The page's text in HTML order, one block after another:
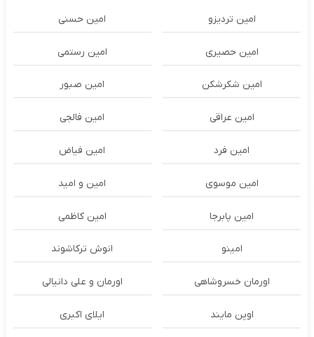
امین تردیزو امین حسنی
امین حصیری امین رستمی
امین شکرشکن امین صبور
امین عراقی امین فالجی
امین فرد امین فیاض
امین موسوی امین و امید
امین پابرجا امین کاظمی
امینو انوش ترکاشوند
اورمان خسروشاهی اورمان و علی دانیالی
اوپن مایند ايلاى اكبرى